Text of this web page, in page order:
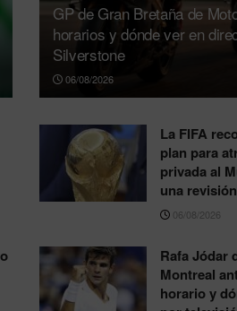
GP de Gran Bretaña de
horarios y dónde ver en
Silverstone
06/08/2026
La FIFA
plan para
privada al
una
06/08/2026
Rafa Jódar
Montreal
horario y